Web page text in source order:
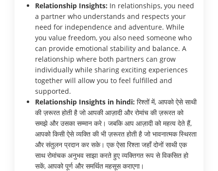
Relationship Insights: In relationships, you need
a partner who understands and respects your
need for independence and adventure. While
you value freedom, you also need someone who
can provide emotional stability and balance. A
relationship where both partners can grow
individually while sharing exciting experiences
together will allow you to feel fulfilled and
supported.
Relationship Insights in hindi: रिश्तों में, आपको ऐसे साथी
की ज़रूरत होती है जो आपकी आज़ादी और रोमांच की ज़रूरत को
समझे और उसका सम्मान करे। जबकि आप आज़ादी को महत्व देते हैं,
आपको किसी ऐसे व्यक्ति की भी ज़रूरत होती है जो भावनात्मक स्थिरता
और संतुलन प्रदान कर सके। एक ऐसा रिश्ता जहाँ दोनों साथी एक
साथ रोमांचक अनुभव साझा करते हुए व्यक्तिगत रूप से विकसित हो
सकें, आपको पूर्ण और समर्थित महसूस कराएगा।